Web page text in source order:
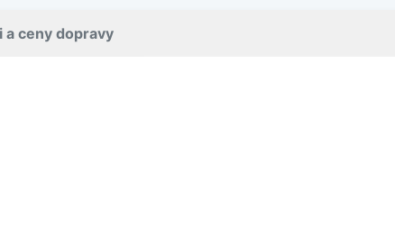
a ceny dopravy